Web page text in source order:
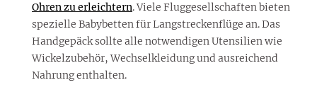
Ohren zu erleichtern. Viele Fluggesellschaften bieten
spezielle Babybetten für Langstreckenflüge an. Das
Handgepäck sollte alle notwendigen Utensilien wie
Wickelzubehör, Wechselkleidung und ausreichend
Nahrung enthalten.